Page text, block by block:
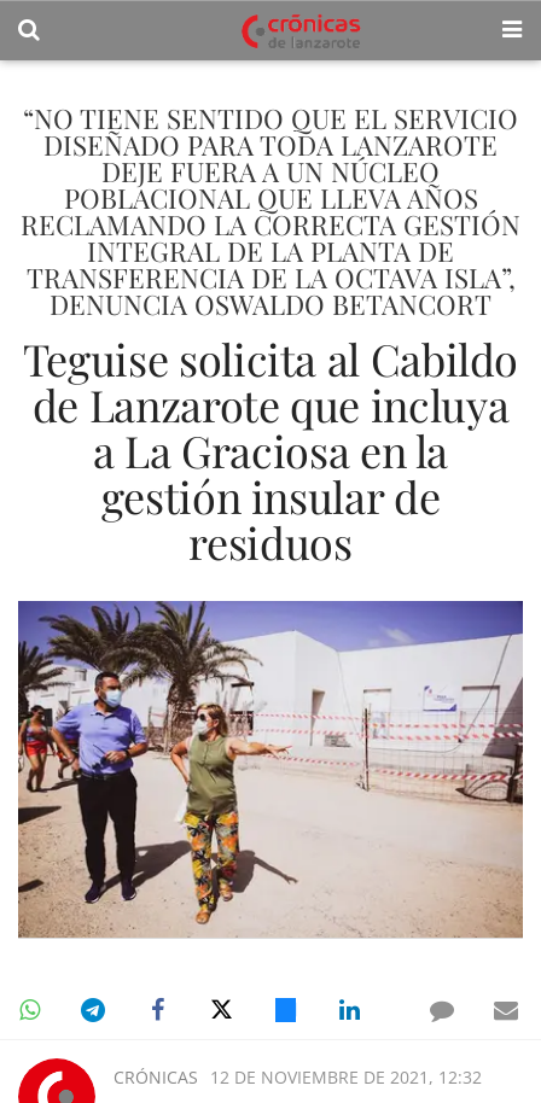
“NO TIENE SENTIDO QUE EL SERVICIO
DISEÑADO PARA TODA LANZAROTE
DEJE FUERA A UN NÚCLEO
POBLACIONAL QUE LLEVA AÑOS
RECLAMANDO LA CORRECTA GESTIÓN
INTEGRAL DE LA PLANTA DE
TRANSFERENCIA DE LA OCTAVA ISLA”,
DENUNCIA OSWALDO BETANCORT
Teguise solicita al Cabildo
de Lanzarote que incluya
a La Graciosa en la
gestión insular de
residuos
CRÓNICAS 12 DE NOVIEMBRE DE 2021, 12:32